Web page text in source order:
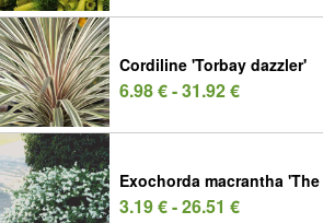
Cordiline 'Torbay dazzler'
6.98 € - 31.92 €
Exochorda macrantha
3.19 € - 26.51 €